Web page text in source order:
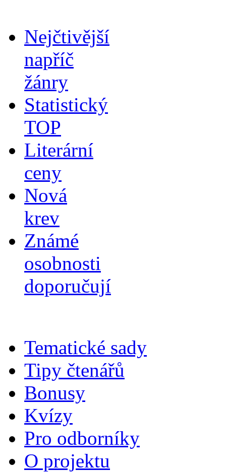
Nejčtivější
napříč
žánry
Statistický
TOP
Literární
ceny
Nová
krev
Známé
osobnosti
doporučují
Tematické sady
Tipy čtenářů
Bonusy
Kvízy
Pro odborníky
O projektu